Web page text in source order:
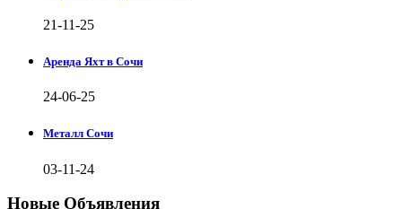
21-11-25
Аренда Яхт в Сочи
24-06-25
Металл Сочи
03-11-24
Новые Объявления